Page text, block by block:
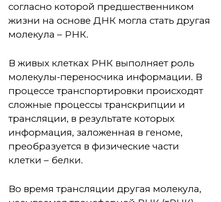
согласно которой предшественником
жизни на основе ДНК могла стать другая
молекула – РНК.
В живых клетках РНК выполняет роль
молекулы-переносчика информации. В
процессе транспортировки происходят
сложные процессы транскрипции и
трансляции, в результате которых
информация, заложенная в геноме,
преобразуется в физические части
клетки – белки.
Во время трансляции другая молекула,